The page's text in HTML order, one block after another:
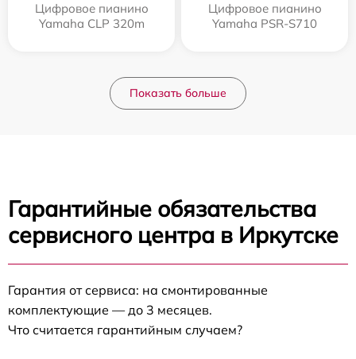
Цифровое пианино
Yamaha CLP 320m
Цифровое пианино
Yamaha PSR-S710
Показать больше
Гарантийные обязательства
сервисного центра в Иркутске
Гарантия от сервиса: на смонтированные
комплектующие — до 3 месяцев.
Что считается гарантийным случаем?